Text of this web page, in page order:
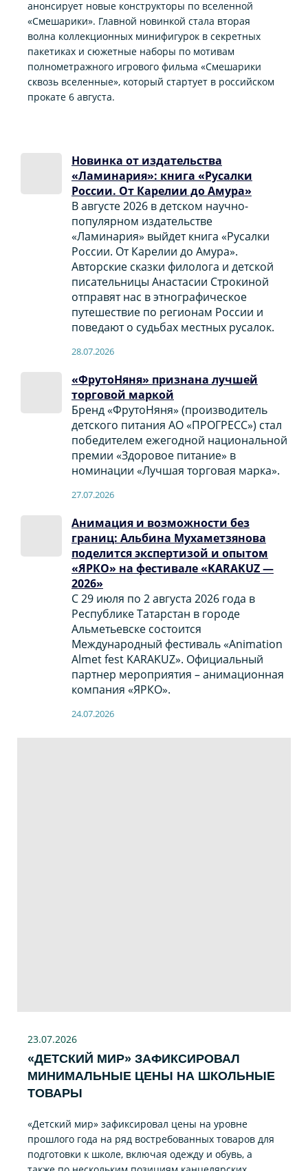
анонсирует новые конструкторы по вселенной
«Смешарики». Главной новинкой стала вторая
волна коллекционных минифигурок в секретных
пакетиках и сюжетные наборы по мотивам
полнометражного игрового фильма «Смешарики
сквозь вселенные», который стартует в российском
прокате 6 августа.
Новинка от издательства
«Ламинария»: книга «Русалки
России. От Карелии до Амура»
В августе 2026 в детском научно-
популярном издательстве
«Ламинария» выйдет книга «Русалки
России. От Карелии до Амура».
Авторские сказки филолога и детской
писательницы Анастасии Строкиной
отправят нас в этнографическое
путешествие по регионам России и
поведают о судьбах местных русалок.
28.07.2026
«ФрутоНяня» признана лучшей
торговой маркой
Бренд «ФрутоНяня» (производитель
детского питания АО «ПРОГРЕСС») стал
победителем ежегодной национальной
премии «Здоровое питание» в
номинации «Лучшая торговая марка».
27.07.2026
Анимация и возможности без
границ: Альбина Мухаметзянова
поделится экспертизой и опытом
«ЯРКО» на фестивале «KARAKUZ —
2026»
С 29 июля по 2 августа 2026 года в
Республике Татарстан в городе
Альметьевске состоится
Международный фестиваль «Animation
Almet fest KARAKUZ». Официальный
партнер мероприятия – анимационная
компания «ЯРКО».
24.07.2026
23.07.2026
«ДЕТСКИЙ МИР» ЗАФИКСИРОВАЛ
МИНИМАЛЬНЫЕ ЦЕНЫ НА ШКОЛЬНЫЕ
ТОВАРЫ
«Детский мир» зафиксировал цены на уровне
прошлого года на ряд востребованных товаров для
подготовки к школе, включая одежду и обувь, а